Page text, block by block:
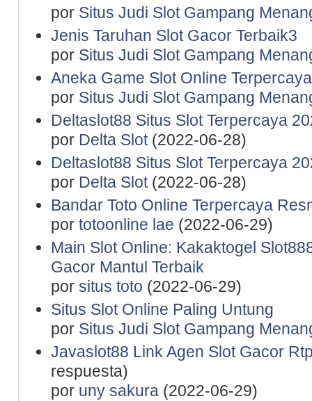
por Situs Judi Slot Gampang
Jenis Taruhan Slot Gacor Terbaik3
por Situs Judi Slot Gampang
Aneka Game Slot Online Terpercaya
por Situs Judi Slot Gampang
Deltaslot88 Situs Slot Terpercaya
por Delta Slot(2022-06-28)
Deltaslot88 Situs Slot Terpercaya
por Delta Slot(2022-06-28)
Bandar Toto Online Terpercaya
por totoonline lae (2022-06-29)
Main Slot Online: Kakaktogel
Gacor Mantul Terbaik
por situs toto (2022-06-29)
Situs Slot Online Paling Untung
por Situs Judi Slot Gampang
Javaslot88 Link Agen Slot Gacor
respuesta)
por uny sakura(2022-06-29)